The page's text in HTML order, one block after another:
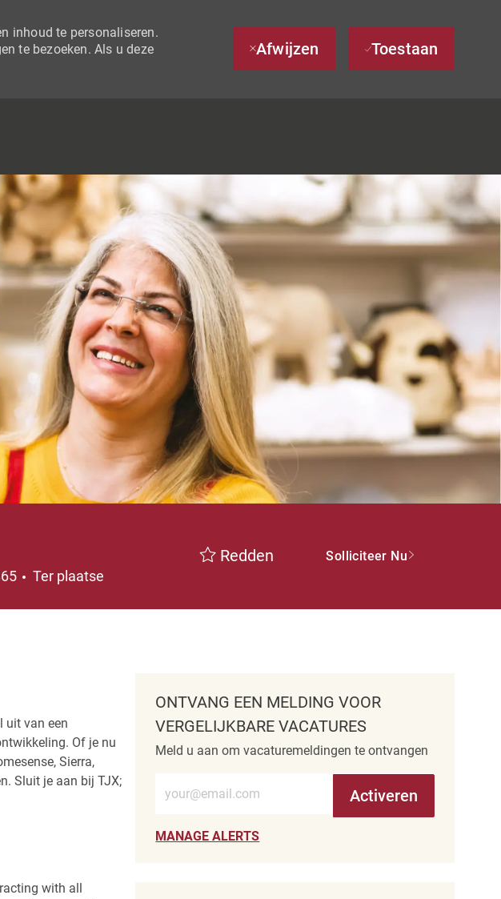
inhoud te personaliseren.
te bezoeken. Als u deze
Afwijzen Toestaan
Ter plaatse
Redden Solliciteer Nu
uit van een
Of je nu
Sierra,
Sluit je aan bij TJX;
with all
ONTVANG EEN MELDING VOOR
VERGELIJKBARE VACATURES
Meld u aan om vacaturemeldingen te ontvangen
Activeren
MANAGE ALERTS